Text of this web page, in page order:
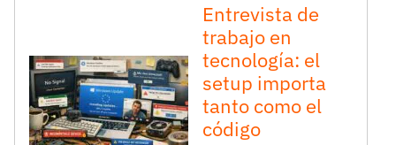
Entrevista de
trabajo en
tecnología: el
setup importa
tanto como el
código